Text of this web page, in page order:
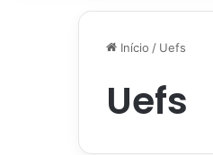
Início / Uefs
Uefs